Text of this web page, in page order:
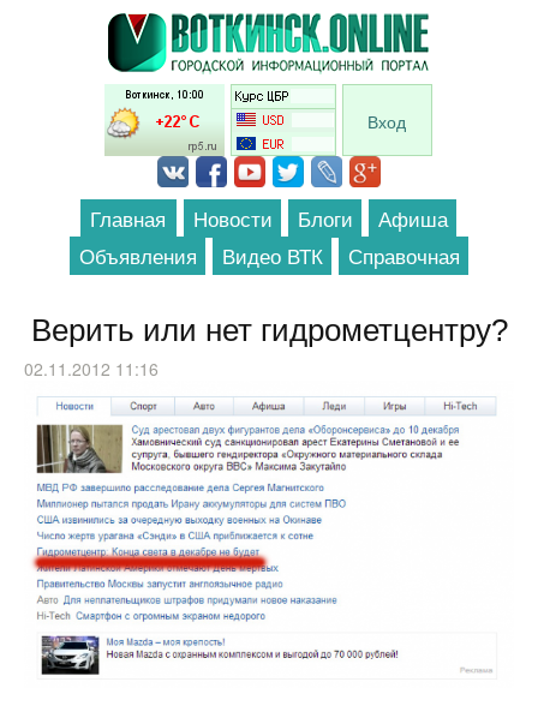
Перейти к основному содержанию
Вход
Главная Новости Блоги
Афиша
Объявления
Видео ВТК Справочная
Верить или нет гидрометцентру?
02.11.2012 11:16